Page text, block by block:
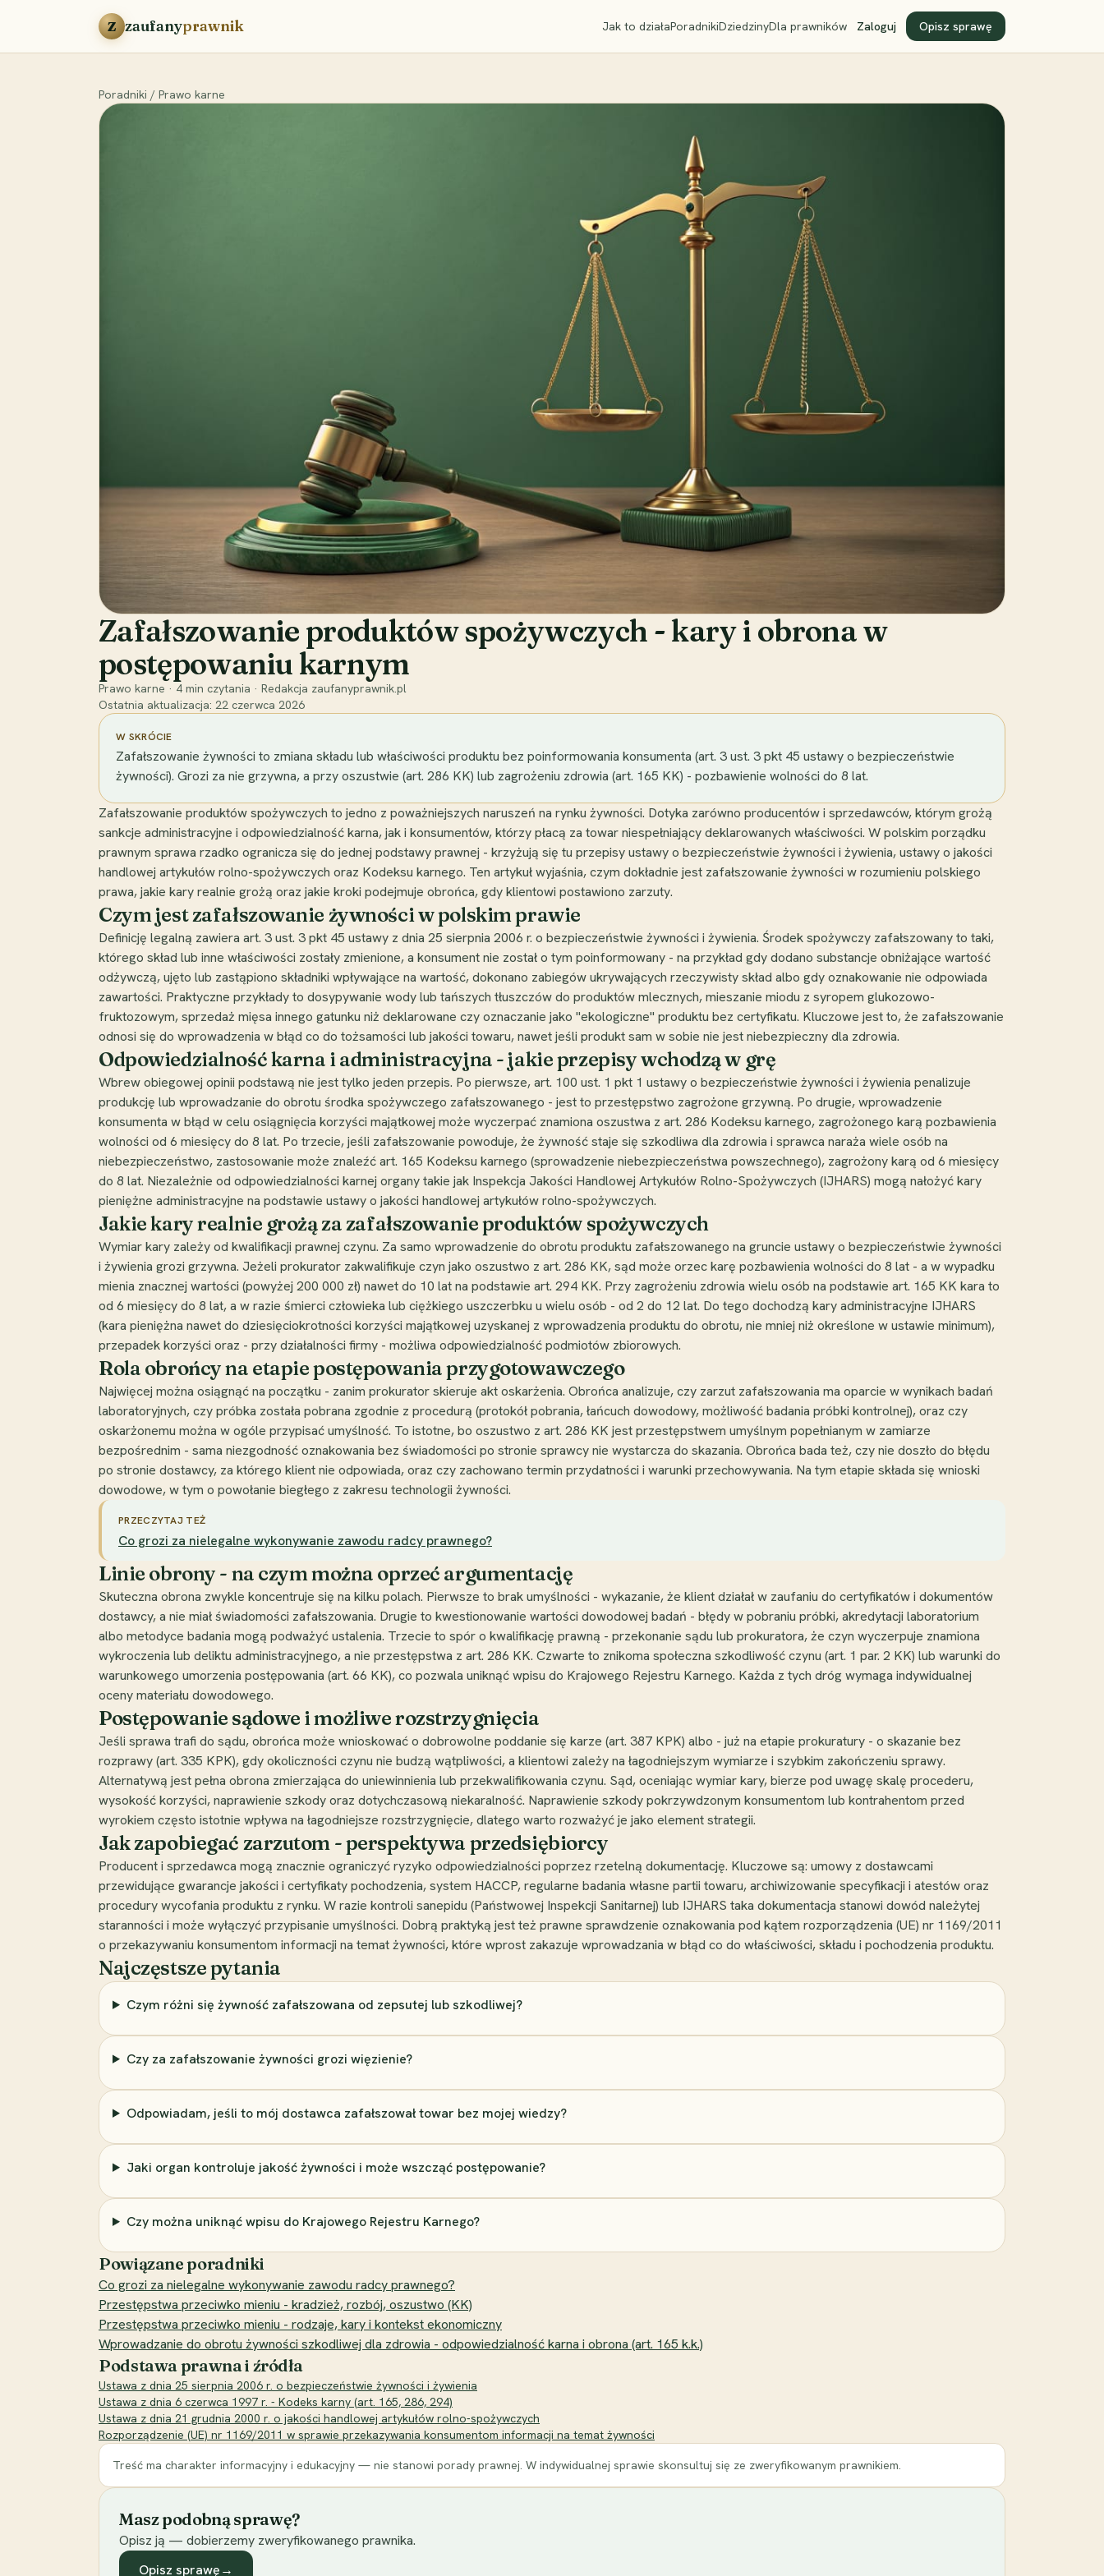
Przejdź do treści
Z zaufanyprawnik Jak to działaPoradnikiDziedzinyDla prawników Zaloguj Opisz sprawę
Poradniki / Prawo karne
Zafałszowanie produktów spożywczych - kary i obrona w
postępowaniu karnym
Prawo karne · 4 min czytania · Redakcja zaufanyprawnik.pl
Ostatnia aktualizacja: 22 czerwca 2026
W SKRÓCIE
Zafałszowanie żywności to zmiana składu lub właściwości produktu bez poinformowania konsumenta (art. 3 ust. 3 pkt 45 ustawy o bezpieczeństwie
żywności). Grozi za nie grzywna, a przy oszustwie (art. 286 KK) lub zagrożeniu zdrowia (art. 165 KK) - pozbawienie wolności do 8 lat.
Zafałszowanie produktów spożywczych to jedno z poważniejszych naruszeń na rynku żywności. Dotyka zarówno producentów i sprzedawców, którym grożą
sankcje administracyjne i odpowiedzialność karna, jak i konsumentów, którzy płacą za towar niespełniający deklarowanych właściwości. W polskim porządku
prawnym sprawa rzadko ogranicza się do jednej podstawy prawnej - krzyżują się tu przepisy ustawy o bezpieczeństwie żywności i żywienia, ustawy o jakości
handlowej artykułów rolno-spożywczych oraz Kodeksu karnego. Ten artykuł wyjaśnia, czym dokładnie jest zafałszowanie żywności w rozumieniu polskiego
prawa, jakie kary realnie grożą oraz jakie kroki podejmuje obrońca, gdy klientowi postawiono zarzuty.
Czym jest zafałszowanie żywności w polskim prawie
Definicję legalną zawiera art. 3 ust. 3 pkt 45 ustawy z dnia 25 sierpnia 2006 r. o bezpieczeństwie żywności i żywienia. Środek spożywczy zafałszowany to taki,
którego skład lub inne właściwości zostały zmienione, a konsument nie został o tym poinformowany - na przykład gdy dodano substancje obniżające wartość
odżywczą, ujęto lub zastąpiono składniki wpływające na wartość, dokonano zabiegów ukrywających rzeczywisty skład albo gdy oznakowanie nie odpowiada
zawartości. Praktyczne przykłady to dosypywanie wody lub tańszych tłuszczów do produktów mlecznych, mieszanie miodu z syropem glukozowo-
fruktozowym, sprzedaż mięsa innego gatunku niż deklarowane czy oznaczanie jako "ekologiczne" produktu bez certyfikatu. Kluczowe jest to, że zafałszowanie
odnosi się do wprowadzenia w błąd co do tożsamości lub jakości towaru, nawet jeśli produkt sam w sobie nie jest niebezpieczny dla zdrowia.
Odpowiedzialność karna i administracyjna - jakie przepisy wchodzą w grę
Wbrew obiegowej opinii podstawą nie jest tylko jeden przepis. Po pierwsze, art. 100 ust. 1 pkt 1 ustawy o bezpieczeństwie żywności i żywienia penalizuje
produkcję lub wprowadzanie do obrotu środka spożywczego zafałszowanego - jest to przestępstwo zagrożone grzywną. Po drugie, wprowadzenie
konsumenta w błąd w celu osiągnięcia korzyści majątkowej może wyczerpać znamiona oszustwa z art. 286 Kodeksu karnego, zagrożonego karą pozbawienia
wolności od 6 miesięcy do 8 lat. Po trzecie, jeśli zafałszowanie powoduje, że żywność staje się szkodliwa dla zdrowia i sprawca naraża wiele osób na
niebezpieczeństwo, zastosowanie może znaleźć art. 165 Kodeksu karnego (sprowadzenie niebezpieczeństwa powszechnego), zagrożony karą od 6 miesięcy
do 8 lat. Niezależnie od odpowiedzialności karnej organy takie jak Inspekcja Jakości Handlowej Artykułów Rolno-Spożywczych (IJHARS) mogą nałożyć kary
pieniężne administracyjne na podstawie ustawy o jakości handlowej artykułów rolno-spożywczych.
Jakie kary realnie grożą za zafałszowanie produktów spożywczych
Wymiar kary zależy od kwalifikacji prawnej czynu. Za samo wprowadzenie do obrotu produktu zafałszowanego na gruncie ustawy o bezpieczeństwie żywności
i żywienia grozi grzywna. Jeżeli prokurator zakwalifikuje czyn jako oszustwo z art. 286 KK, sąd może orzec karę pozbawienia wolności do 8 lat - a w wypadku
mienia znacznej wartości (powyżej 200 000 zł) nawet do 10 lat na podstawie art. 294 KK. Przy zagrożeniu zdrowia wielu osób na podstawie art. 165 KK kara to
od 6 miesięcy do 8 lat, a w razie śmierci człowieka lub ciężkiego uszczerbku u wielu osób - od 2 do 12 lat. Do tego dochodzą kary administracyjne IJHARS
(kara pieniężna nawet do dziesięciokrotności korzyści majątkowej uzyskanej z wprowadzenia produktu do obrotu, nie mniej niż określone w ustawie minimum),
przepadek korzyści oraz - przy działalności firmy - możliwa odpowiedzialność podmiotów zbiorowych.
Rola obrońcy na etapie postępowania przygotowawczego
Najwięcej można osiągnąć na początku - zanim prokurator skieruje akt oskarżenia. Obrońca analizuje, czy zarzut zafałszowania ma oparcie w wynikach badań
laboratoryjnych, czy próbka została pobrana zgodnie z procedurą (protokół pobrania, łańcuch dowodowy, możliwość badania próbki kontrolnej), oraz czy
oskarżonemu można w ogóle przypisać umyślność. To istotne, bo oszustwo z art. 286 KK jest przestępstwem umyślnym popełnianym w zamiarze
bezpośrednim - sama niezgodność oznakowania bez świadomości po stronie sprawcy nie wystarcza do skazania. Obrońca bada też, czy nie doszło do błędu
po stronie dostawcy, za którego klient nie odpowiada, oraz czy zachowano termin przydatności i warunki przechowywania. Na tym etapie składa się wnioski
dowodowe, w tym o powołanie biegłego z zakresu technologii żywności.
PRZECZYTAJ TEŻ
Co grozi za nielegalne wykonywanie zawodu radcy prawnego?
Linie obrony - na czym można oprzeć argumentację
Skuteczna obrona zwykle koncentruje się na kilku polach. Pierwsze to brak umyślności - wykazanie, że klient działał w zaufaniu do certyfikatów i dokumentów
dostawcy, a nie miał świadomości zafałszowania. Drugie to kwestionowanie wartości dowodowej badań - błędy w pobraniu próbki, akredytacji laboratorium
albo metodyce badania mogą podważyć ustalenia. Trzecie to spór o kwalifikację prawną - przekonanie sądu lub prokuratora, że czyn wyczerpuje znamiona
wykroczenia lub deliktu administracyjnego, a nie przestępstwa z art. 286 KK. Czwarte to znikoma społeczna szkodliwość czynu (art. 1 par. 2 KK) lub warunki do
warunkowego umorzenia postępowania (art. 66 KK), co pozwala uniknąć wpisu do Krajowego Rejestru Karnego. Każda z tych dróg wymaga indywidualnej
oceny materiału dowodowego.
Postępowanie sądowe i możliwe rozstrzygnięcia
Jeśli sprawa trafi do sądu, obrońca może wnioskować o dobrowolne poddanie się karze (art. 387 KPK) albo - już na etapie prokuratury - o skazanie bez
rozprawy (art. 335 KPK), gdy okoliczności czynu nie budzą wątpliwości, a klientowi zależy na łagodniejszym wymiarze i szybkim zakończeniu sprawy.
Alternatywą jest pełna obrona zmierzająca do uniewinnienia lub przekwalifikowania czynu. Sąd, oceniając wymiar kary, bierze pod uwagę skalę procederu,
wysokość korzyści, naprawienie szkody oraz dotychczasową niekaralność. Naprawienie szkody pokrzywdzonym konsumentom lub kontrahentom przed
wyrokiem często istotnie wpływa na łagodniejsze rozstrzygnięcie, dlatego warto rozważyć je jako element strategii.
Jak zapobiegać zarzutom - perspektywa przedsiębiorcy
Producent i sprzedawca mogą znacznie ograniczyć ryzyko odpowiedzialności poprzez rzetelną dokumentację. Kluczowe są: umowy z dostawcami
przewidujące gwarancje jakości i certyfikaty pochodzenia, system HACCP, regularne badania własne partii towaru, archiwizowanie specyfikacji i atestów oraz
procedury wycofania produktu z rynku. W razie kontroli sanepidu (Państwowej Inspekcji Sanitarnej) lub IJHARS taka dokumentacja stanowi dowód należytej
staranności i może wyłączyć przypisanie umyślności. Dobrą praktyką jest też prawne sprawdzenie oznakowania pod kątem rozporządzenia (UE) nr 1169/2011
o przekazywaniu konsumentom informacji na temat żywności, które wprost zakazuje wprowadzania w błąd co do właściwości, składu i pochodzenia produktu.
Najczęstsze pytania
Czym różni się żywność zafałszowana od zepsutej lub szkodliwej?
Czy za zafałszowanie żywności grozi więzienie?
Odpowiadam, jeśli to mój dostawca zafałszował towar bez mojej wiedzy?
Jaki organ kontroluje jakość żywności i może wszcząć postępowanie?
Czy można uniknąć wpisu do Krajowego Rejestru Karnego?
Powiązane poradniki
Co grozi za nielegalne wykonywanie zawodu radcy prawnego?
Przestępstwa przeciwko mieniu - kradzież, rozbój, oszustwo (KK)
Przestępstwa przeciwko mieniu - rodzaje, kary i kontekst ekonomiczny
Wprowadzanie do obrotu żywności szkodliwej dla zdrowia - odpowiedzialność karna i obrona (art. 165 k.k.)
Podstawa prawna i źródła
Ustawa z dnia 25 sierpnia 2006 r. o bezpieczeństwie żywności i żywienia
Ustawa z dnia 6 czerwca 1997 r. - Kodeks karny (art. 165, 286, 294)
Ustawa z dnia 21 grudnia 2000 r. o jakości handlowej artykułów rolno-spożywczych
Rozporządzenie (UE) nr 1169/2011 w sprawie przekazywania konsumentom informacji na temat żywności
Treść ma charakter informacyjny i edukacyjny — nie stanowi porady prawnej. W indywidualnej sprawie skonsultuj się ze zweryfikowanym prawnikiem.
Masz podobną sprawę?
Opisz ją — dobierzemy zweryfikowanego prawnika.
Opisz sprawę→